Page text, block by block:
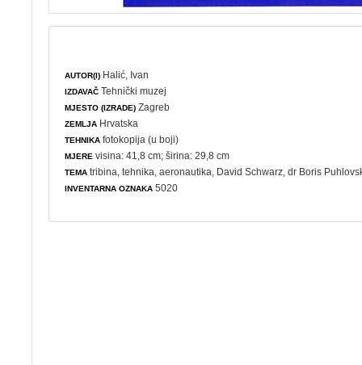
AUTOR(I) Halić, Ivan
IZDAVAČ Tehnički muzej
MJESTO (IZRADE) Zagreb
ZEMLJA Hrvatska
TEHNIKA fotokopija (u boji)
MJERE visina: 41,8 cm; širina: 29,8 cm
TEMA tribina ,tehnika ,aeronautika , David Schwarz, dr Boris
INVENTARNA OZNAKA 5020